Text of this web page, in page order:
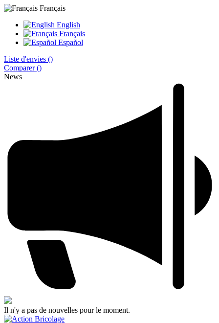
Français
English
Français
Español
Liste d'envies ()
Comparer ()
News
Il n'y a pas de nouvelles pour le moment.